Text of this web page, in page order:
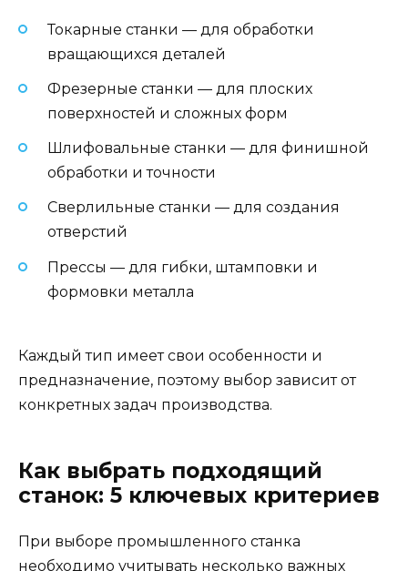
Токарные станки — для обработки
вращающихся деталей
Фрезерные станки — для плоских
поверхностей и сложных форм
Шлифовальные станки — для финишной
обработки и точности
Сверлильные станки — для создания
отверстий
Прессы — для гибки, штамповки и
формовки металла
Каждый тип имеет свои особенности и
предназначение, поэтому выбор зависит от
конкретных задач производства.
Как выбрать подходящий
станок: 5 ключевых критериев
При выборе промышленного станка
необходимо учитывать несколько важных